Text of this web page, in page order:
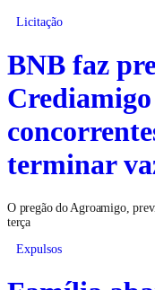
Licitação
BNB faz
terminar
O pregão do Agroamigo,
terça
Expulsos